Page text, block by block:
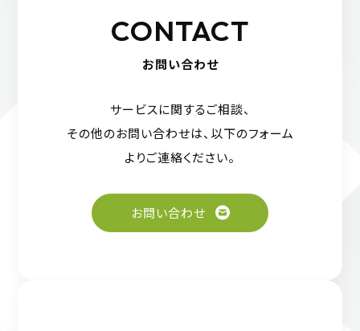
CONTACT
お問い合わせ
サービスに関するご相談、
その他のお問い合わせは、 以下のフォーム
よりご連絡ください。
お問い合わせ